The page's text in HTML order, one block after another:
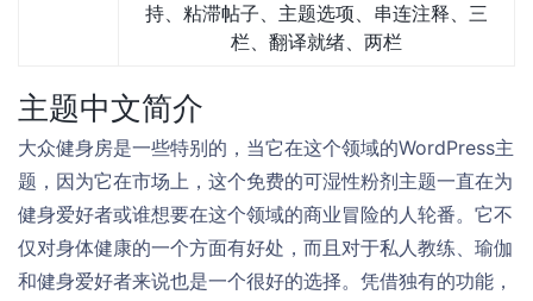
持、粘滞帖子、主题选项、串连注释、三
栏、翻译就绪、两栏
主题中文简介
大众健身房是一些特别的，当它在这个领域的WordPress主
题，因为它在市场上，这个免费的可湿性粉剂主题一直在为
健身爱好者或谁想要在这个领域的商业冒险的人轮番。它不
仅对身体健康的一个方面有好处，而且对于私人教练、瑜伽
和健身爱好者来说也是一个很好的选择。凭借独有的功能，